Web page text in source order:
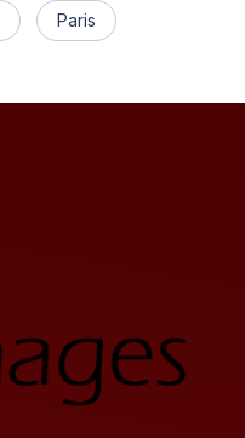
Paris